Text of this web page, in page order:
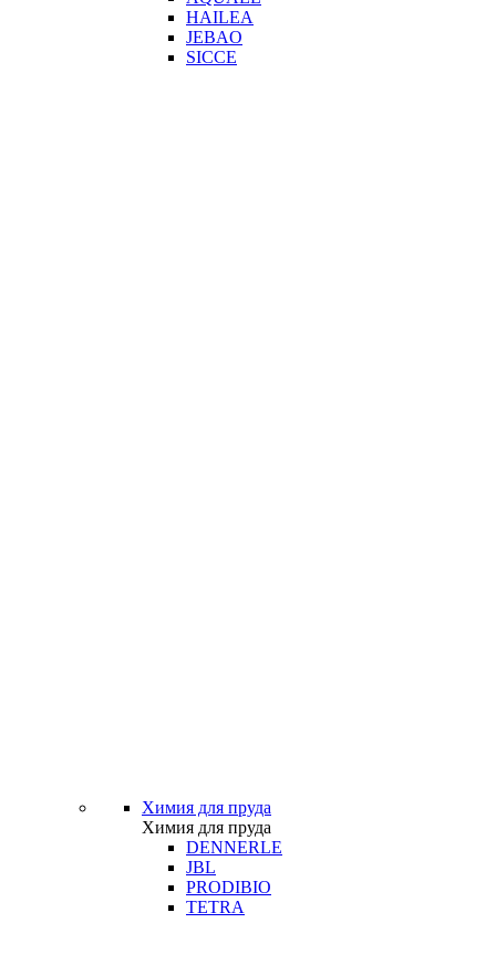
HAILEA
JEBAO
SICCE
Химия для пруда
Химия для пруда
DENNERLE
JBL
PRODIBIO
TETRA